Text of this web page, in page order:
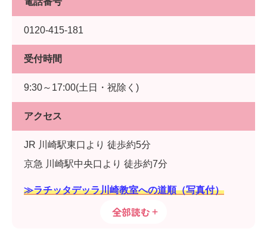
0120-415-181
受付時間
9:30～17:00(土日・祝除く)
アクセス
JR 川崎駅東口より 徒歩約5分
京急 川崎駅中央口より 徒歩約7分
≫ラチッタデッラ川崎教室への道順（写真付）
全部読む